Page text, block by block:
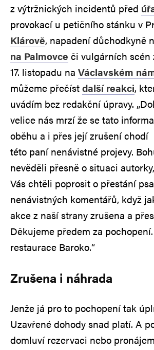
z výtržnických incidentů před
provokací u petičního stánku v
Klárově, napadení důchodkyně
na Palmovce či vulgárních scén
17. listopadu na Václavském
můžeme přečístdalší reakci,
uvádím bez redakční úpravy.
velice nás mrzí že se tato
oběhu a i přes její zrušení chodí
této paní nenávistné projevy.
nevěděli přesně o situaci
Vás chtěli poprosit o přestání
nenávistných komentářů, když
akce z naší strany zrušena a
Děkujeme předem za
restaurace Baroko.“
Zrušena i náhrada
Jenže já pro to pochopení tak
Uzavřené dohody snad platí. A
domluví rezervaci nebo